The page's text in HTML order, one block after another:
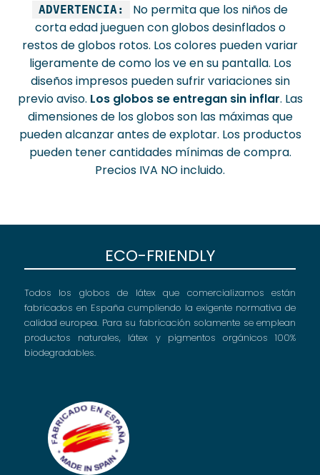
ADVERTENCIA:
No permita que los niños de
corta edad jueguen con globos desinflados o
restos de globos rotos. Los colores pueden variar
ligeramente de como los ve en su pantalla. Los
diseños impresos pueden sufrir variaciones sin
previo aviso. Los globos se entregan sin inflar. Las
dimensiones de los globos son las máximas que
pueden alcanzar antes de explotar. Los productos
pueden tener cantidades mínimas de compra.
Precios IVA NO incluido.
ECO-FRIENDLY
Todos los globos de látex que comercializamos están
fabricados en España cumpliendo la exigente normativa de
calidad europea. Para su fabricación solamente se emplean
productos naturales, látex y pigmentos orgánicos 100%
biodegradables.